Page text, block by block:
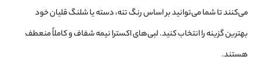
می‌کنند تا شما می‌توانید بر اساس رنگ تنه، دسته یا شلنگ قلیان خود
بهترین گزینه را انتخاب کنید.لبی‌های اکسترا نیمه شفاف و کاملاً منعطف
هستند.